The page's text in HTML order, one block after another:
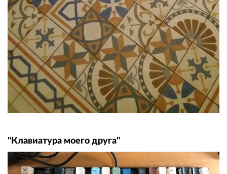
"Клавиатура моего друга"